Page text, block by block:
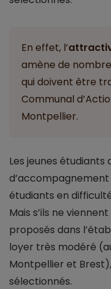
En effet, l’
amène de
qui doivent être
Communal
Montpellier.
Les jeunes étudiants
étudiants en
Mais s’ils ne
proposés dans
loyer très modéré
Montpellier et
sélectionnés.